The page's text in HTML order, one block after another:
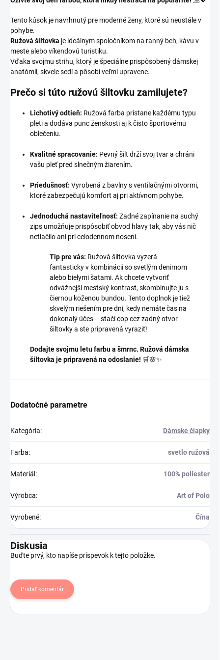
Tento kúsok je navrhnutý pre moderné ženy, ktoré sú neustále v
pohybe.
Ružová šiltovka je ideálnym spoločníkom na ranný beh, kávu v
meste alebo víkendovú turistiku.
Vďaka svojmu strihu, ktorý je špeciálne prispôsobený dámskej
anatómii, skvele sedí a pôsobí veľmi upravene.
Prečo si túto ružovú šiltovku zamilujete?
Lichotivý odtieň: Ružová farba pristane každému typu
pleti a dodáva punc ženskosti aj k čisto športovému
oblečeniu.
Kvalitné spracovanie: Pevný šilt drží svoj tvar a chráni
vašu pleť pred slnečným žiarením.
Priedušnosť: Vyrobená z bavlny s ventilačnými otvormi,
ktoré zabezpečujú komfort aj pri aktívnom pohybe.
Jednoduchá nastaviteľnosť: Zadné zapínanie na suchý
zips umožňuje prispôsobiť obvod hlavy tak, aby vás nič
netlačilo ani pri celodennom nosení.
Tip pre vás: Ružová šiltovka vyzerá
fantasticky v kombinácii so svetlým denimom
alebo bielymi šatami. Ak chcete vytvoriť
odvážnejší mestský kontrast, skombinujte ju s
čiernou koženou bundou. Tento doplnok je tiež
skvelým riešením pre dni, kedy nemáte čas na
dokonalý účes – stačí cop cez zadný otvor
šiltovky a ste pripravená vyraziť!
Dodajte svojmu letu farbu a šmrnc. Ružová dámska
šiltovka je pripravená na odoslanie! 🛒🌸✨
Dodatočné parametre
Kategória: Dámske čiapky
Farba: svetlo ružová
Materiál : 100% poliester
Výrobca: Art of Polo
Vyrobené: Čína
Diskusia
Buďte prvý, kto napíše príspevok k tejto položke.
Pridať komentár